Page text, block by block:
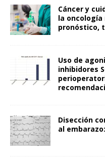
Cáncer y
la oncología
pronóstico,
Uso de
inhibidores
Disección
al